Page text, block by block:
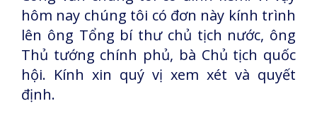
hôm nay chúng tôi có đơn này kính trình
lên ông Tổng bí thư chủ tịch nước, ông
Thủ tướng chính phủ, bà Chủ tịch quốc
hội. Kính xin quý vị xem xét và quyết
định.